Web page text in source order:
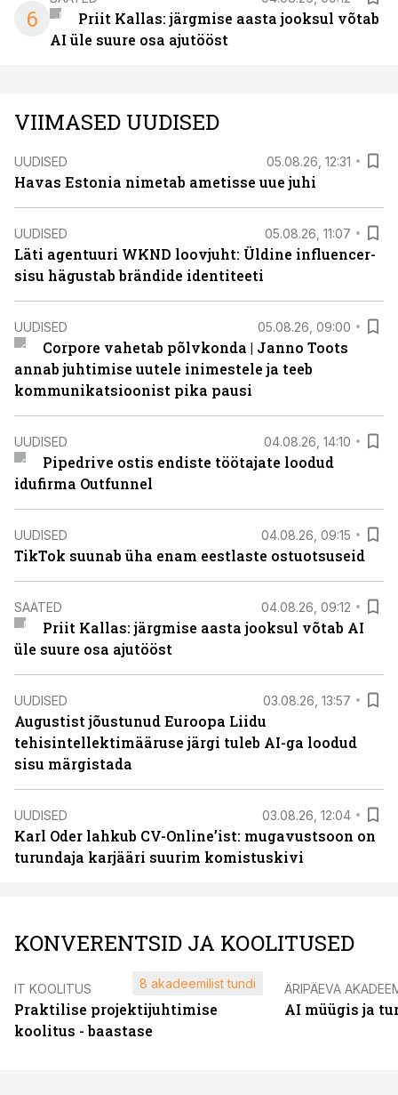
6
Priit Kallas: järgmise aasta jooksul võtab
AI üle suure osa ajutööst
VIIMASED UUDISED
UUDISED 05.08.26, 12:31
Havas Estonia nimetab ametisse uue juhi
UUDISED 05.08.26, 11:07
Läti agentuuri WKND loovjuht: Üldine influencer-
sisu hägustab brändide identiteeti
UUDISED 05.08.26, 09:00
Corpore vahetab põlvkonda | Janno Toots
annab juhtimise uutele inimestele ja teeb
kommunikatsioonist pika pausi
UUDISED 04.08.26, 14:10
Pipedrive ostis endiste töötajate loodud
idufirma Outfunnel
UUDISED 04.08.26, 09:15
TikTok suunab üha enam eestlaste ostuotsuseid
SAATED 04.08.26, 09:12
Priit Kallas: järgmise aasta jooksul võtab AI
üle suure osa ajutööst
UUDISED 03.08.26, 13:57
Augustist jõustunud Euroopa Liidu
tehisintellektimääruse järgi tuleb AI-ga loodud
sisu märgistada
UUDISED 03.08.26, 12:04
Karl Oder lahkub CV-Online’ist: mugavustsoon on
turundaja karjääri suurim komistuskivi
KONVERENTSID JA KOOLITUSED
IT KOOLITUS
Praktilise projektijuhtimise
koolitus - baastase
8 akadeemilist tundi ÄRIPÄEVA
AI müügis ja